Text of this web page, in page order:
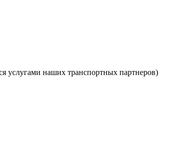
услугами наших транспортных партнеров)